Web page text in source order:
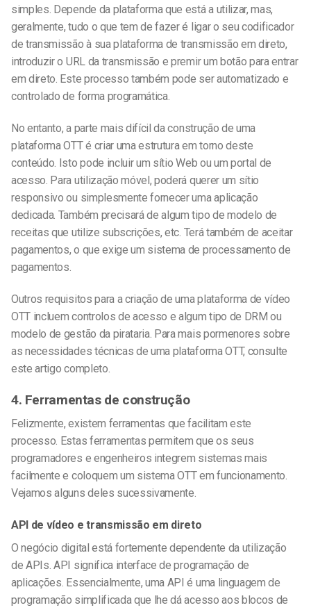
simples. Depende da plataforma que está a utilizar, mas,
geralmente, tudo o que tem de fazer é ligar o seu codificador
de transmissão à sua plataforma de transmissão em direto,
introduzir o URL da transmissão e premir um botão para entrar
em direto. Este processo também pode ser automatizado e
controlado de forma programática.
No entanto, a parte mais difícil da construção de uma
plataforma OTT é criar uma estrutura em torno deste
conteúdo. Isto pode incluir um sítio Web ou um portal de
acesso. Para utilização móvel, poderá querer um sítio
responsivo ou simplesmente fornecer uma aplicação
dedicada. Também precisará de algum tipo de modelo de
receitas que utilize subscrições, etc. Terá também de aceitar
pagamentos, o que exige um sistema de processamento de
pagamentos.
Outros requisitos para a criação de uma plataforma de vídeo
OTT incluem controlos de acesso e algum tipo de DRM ou
modelo de gestão da pirataria. Para mais pormenores sobre
as necessidades técnicas de uma plataforma OTT, consulte
este artigo completo.
4. Ferramentas de construção
Felizmente, existem ferramentas que facilitam este
processo. Estas ferramentas permitem que os seus
programadores e engenheiros integrem sistemas mais
facilmente e coloquem um sistema OTT em funcionamento.
Vejamos alguns deles sucessivamente.
API de vídeo e transmissão em direto
O negócio digital está fortemente dependente da utilização
de APIs. API significa interface de programação de
aplicações. Essencialmente, uma API é uma linguagem de
programação simplificada que lhe dá acesso aos blocos de